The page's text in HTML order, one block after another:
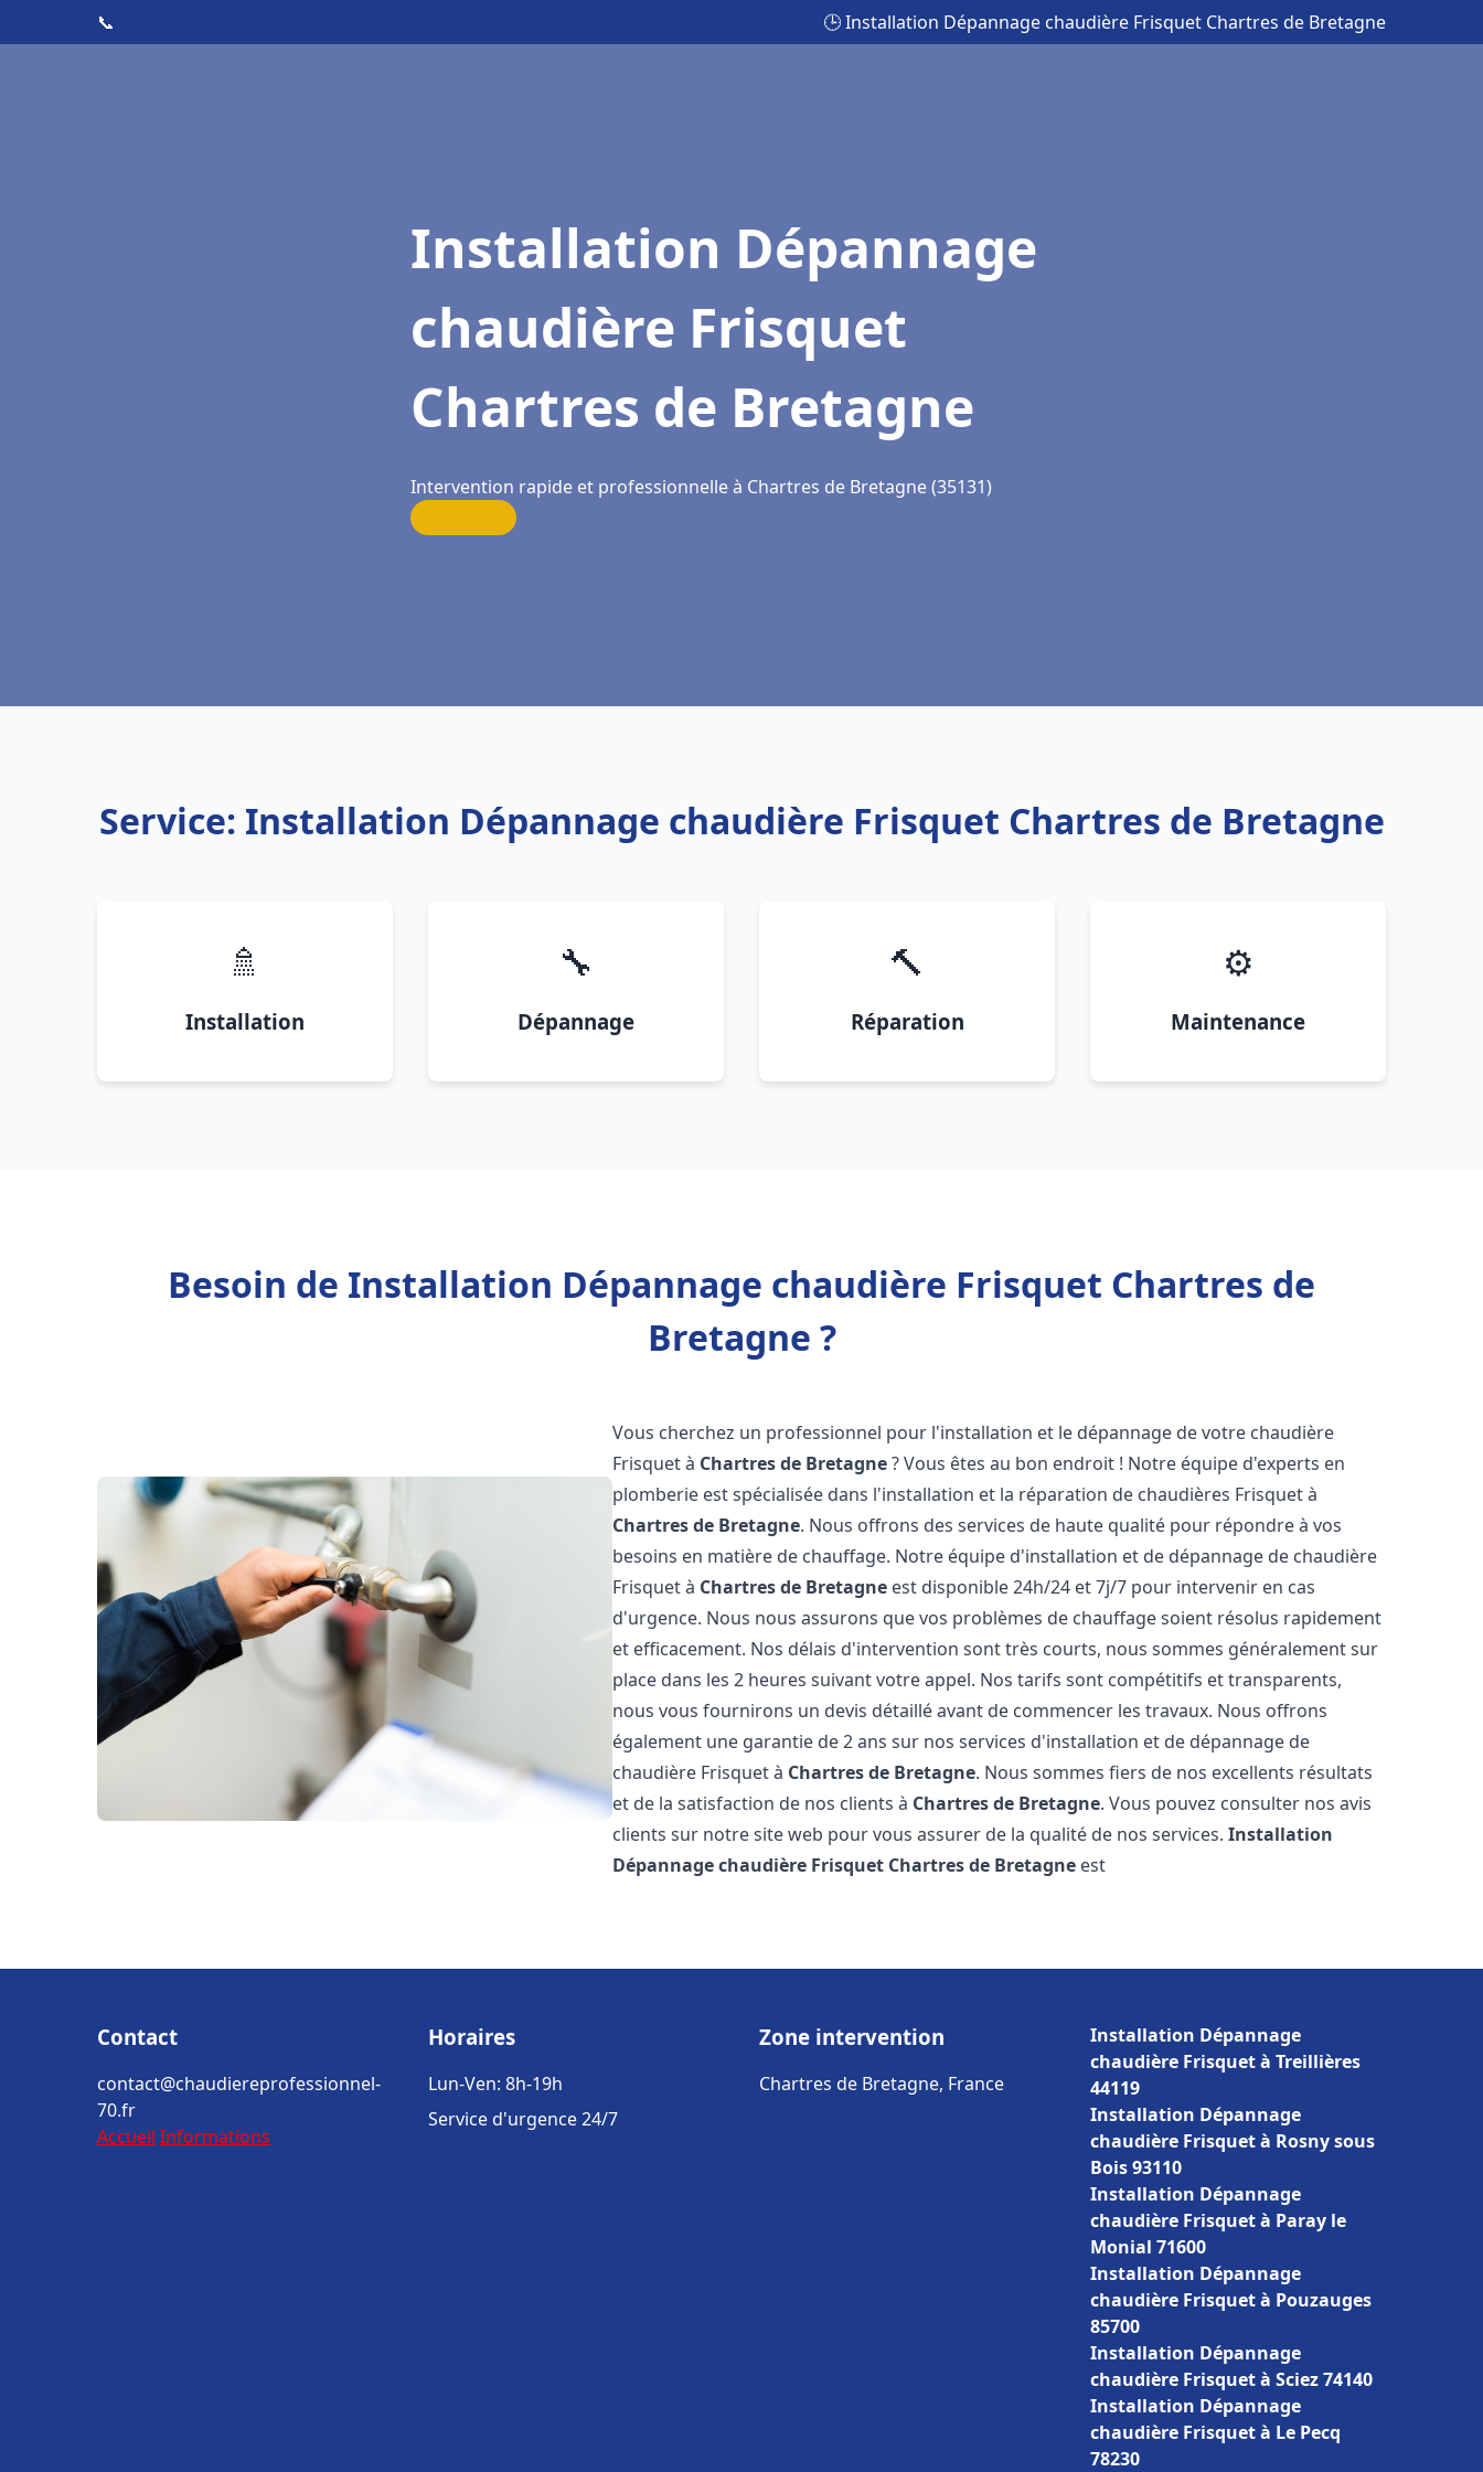
📞 🕒 Installation Dépannage chaudière Frisquet Chartres de Bretagne
Installation Dépannage
chaudière Frisquet
Chartres de Bretagne
Intervention rapide et professionnelle à Chartres de Bretagne (35131)
Service: Installation Dépannage chaudière Frisquet Chartres de Bretagne
🚿
Installation
🔧
Dépannage
🔨
Réparation
⚙️
Maintenance
Besoin de Installation Dépannage chaudière Frisquet Chartres de
Bretagne ?
Vous cherchez un professionnel pour l'installation et le dépannage de votre chaudière
Frisquet à Chartres de Bretagne? Vous êtes au bon endroit ! Notre équipe d'experts en
plomberie est spécialisée dans l'installation et la réparation de chaudières Frisquet à
Chartres de Bretagne. Nous offrons des services de haute qualité pour répondre à vos
besoins en matière de chauffage. Notre équipe d'installation et de dépannage de chaudière
Frisquet à Chartres de Bretagne est disponible 24h/24 et 7j/7 pour intervenir en cas
d'urgence. Nous nous assurons que vos problèmes de chauffage soient résolus rapidement
et efficacement. Nos délais d'intervention sont très courts, nous sommes généralement sur
place dans les 2 heures suivant votre appel. Nos tarifs sont compétitifs et transparents,
nous vous fournirons un devis détaillé avant de commencer les travaux. Nous offrons
également une garantie de 2 ans sur nos services d'installation et de dépannage de
chaudière Frisquet à Chartres de Bretagne. Nous sommes fiers de nos excellents résultats
et de la satisfaction de nos clients à Chartres de Bretagne. Vous pouvez consulter nos avis
clients sur notre site web pour vous assurer de la qualité de nos services.Installation
Dépannage chaudière Frisquet Chartres de Bretagne est
Contact
contact@chaudiereprofessionnel-
70.fr
Accueil Informations
Horaires
Lun-Ven: 8h-19h
Service d'urgence 24/7
Zone intervention
Chartres de Bretagne, France
Installation Dépannage
chaudière Frisquet à Treillières
44119
Installation Dépannage
chaudière Frisquet à Rosny sous
Bois 93110
Installation Dépannage
chaudière Frisquet à Paray le
Monial 71600
Installation Dépannage
chaudière Frisquet à Pouzauges
85700
Installation Dépannage
chaudière Frisquet à Sciez 74140
Installation Dépannage
chaudière Frisquet à Le Pecq
78230